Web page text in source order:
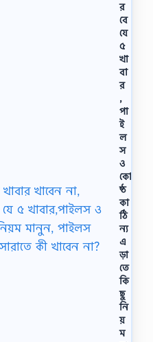
র
বে
যে
৫
খা
বা
র
,
পা
ই
ল
স
ও
কো
ষ্ঠ
কা
ঠি
ন্য
এ
ড়া
তে
কি
ছু
নি
য়
ম